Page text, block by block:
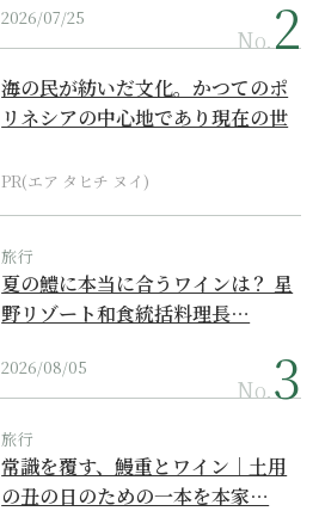
2026/07/25
No.
海の民が紡いだ文化。かつてのポ
リネシアの中心地であり現在の世
PR(エア タヒチ ヌイ)
旅行
夏の鱧に本当に合うワインは？ 星
野リゾート和食統括料理長…
2026/08/05
No.
旅行
常識を覆す、鰻重とワイン｜土用
の丑の日のための一本を本家…